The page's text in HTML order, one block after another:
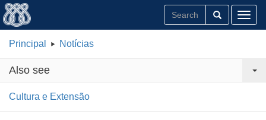
Principal Notícias
Also see
Cultura e Extensão